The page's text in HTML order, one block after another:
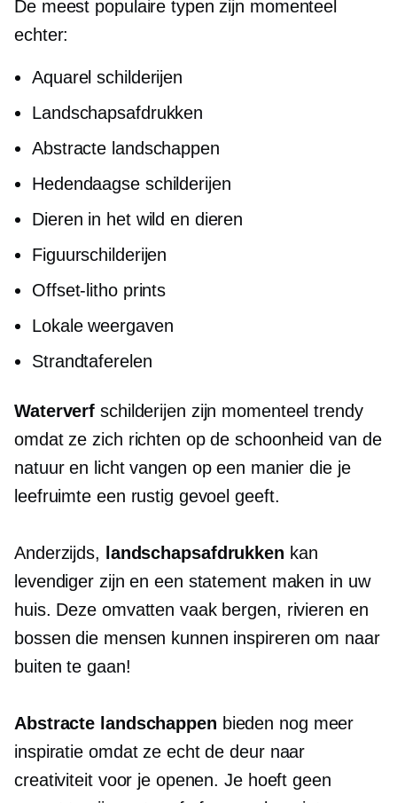
De meest populaire typen zijn momenteel
echter:
Aquarel schilderijen
Landschapsafdrukken
Abstracte landschappen
Hedendaagse schilderijen
Dieren in het wild en dieren
Figuurschilderijen
Offset-lithoprints
Lokale weergaven
Strandtaferelen
Waterverf schilderijen zijn momenteel trendy
omdat ze zich richten op de schoonheid van de
natuur en licht vangen op een manier die je
leefruimte een rustig gevoel geeft.
Anderzijds, landschapsafdrukken kan
levendiger zijn en een statement maken in uw
huis. Deze omvatten vaak bergen, rivieren en
bossen die mensen kunnen inspireren om naar
buiten te gaan!
Abstracte landschappen bieden nog meer
inspiratie omdat ze echt de deur naar
creativiteit voor je openen. Je hoeft geen